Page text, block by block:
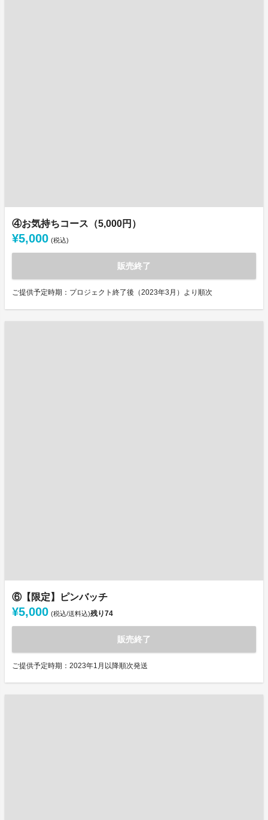
④お気持ちコース（5,000円）
¥5,000 (税込)
販売終了
ご提供予定時期：プロジェクト終了後（2023年3月）より順次
⑥【限定】ピンバッチ
¥5,000 (税込/送料込)残り74
販売終了
ご提供予定時期：2023年1月以降順次発送